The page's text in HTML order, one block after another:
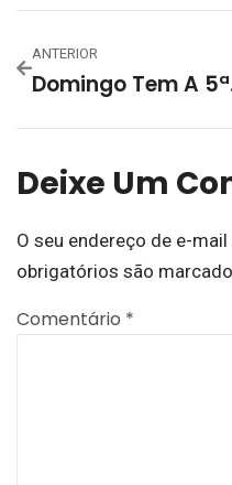
ANTERIOR
Deixe Um
O seu endereço de e-
obrigatórios são
Comentário *